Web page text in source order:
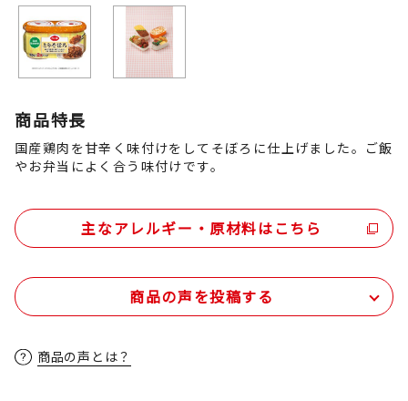
商品特長
国産鶏肉を甘辛く味付けをしてそぼろに仕上げました。ご飯
やお弁当によく合う味付けです。
主なアレルギー・原材料はこちら
商品の声を投稿する
商品の声とは？